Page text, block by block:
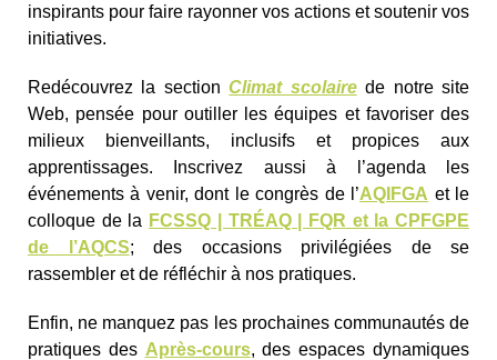
inspirants pour faire rayonner vos actions et soutenir vos
initiatives.
Redécouvrez la sectionClimat scolairede notre site
Web, pensée pour outiller les équipes et favoriser des
milieux bienveillants, inclusifs et propices aux
apprentissages. Inscrivez aussi à l’agenda les
événements à venir, dont le congrès de l’AQIFGA et le
colloque de la FCSSQ | TRÉAQ | FQR et la CPFGPE
de l’AQCS; des occasions privilégiées de se
rassembler et de réfléchir à nos pratiques.
Enfin, ne manquez pas les prochaines communautés de
pratiques des Après-cours, des espaces dynamiques